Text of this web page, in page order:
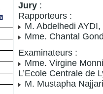
Jury :
Rapporteurs :
M. Abdelhedi
Mme. Chantal
Examinateurs :
Mme. Virgine
L’Ecole Centrale de
M. Mustapha